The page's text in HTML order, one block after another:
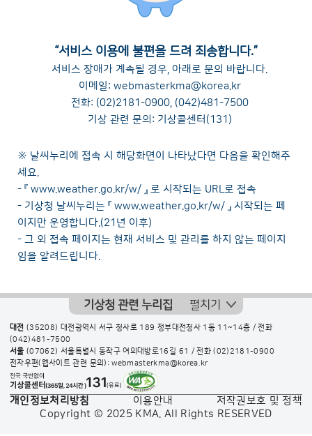
“서비스 이용에 불편을 드려 죄송합니다.”
서비스 장애가 계속될 경우, 아래로 문의 바랍니다.
이메일: webmasterkma@korea.kr
전화: (02)2181-0900, (042)481-7500
기상 관련 문의: 기상콜센터(131)
※ 날씨누리에 접속 시 해당화면이 나타났다면 다음을 확인해주
세요.
- 『 www.weather.go.kr/w/ 』 로 시작되는 URL로 접속
- 기상청 날씨누리는 『 www.weather.go.kr/w/ 』 시작되는 페
이지만 운영합니다.(21년 이후)
- 그 외 접속 페이지는 현재 서비스 및 관리를 하지 않는 페이지
임을 알려드립니다.
기상청 관련 누리집 펼치기
대전 (35208) 대전광역시 서구 청사로 189 정부대전청사 1동 11~14층 / 전화
(042)481-7500
서울 (07062) 서울특별시 동작구 여의대방로16길 61 / 전화(02)2181-0900
전자우편(웹사이트 관련 문의): webmasterkma@korea.kr
개인정보처리방침 이용안내
저작권보호 및 정책
Copyright © 2025 KMA. All Rights RESERVED